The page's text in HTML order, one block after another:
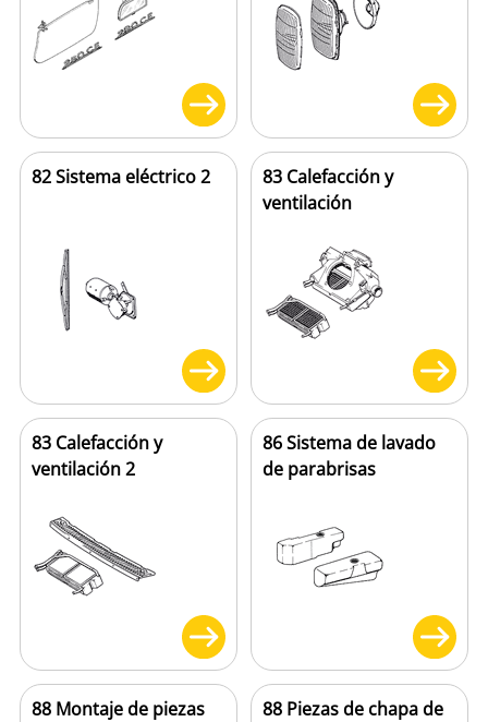
82 Sistema eléctrico 2
83 Calefacción y
ventilación
83 Calefacción y
ventilación 2
86 Sistema de lavado
de parabrisas
88 Montaje de piezas
88 Piezas de chapa de